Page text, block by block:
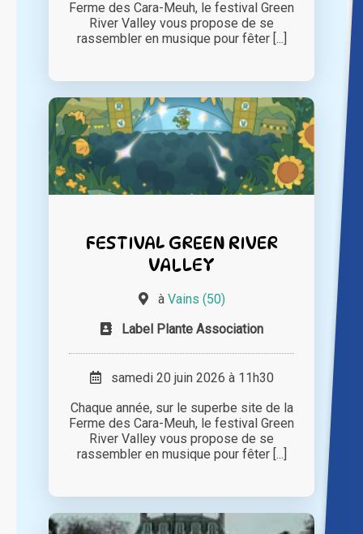
Ferme des Cara-Meuh, le festival Green
River Valley vous propose de se
rassembler en musique pour fêter [...]
FESTIVAL GREEN RIVER
VALLEY
à Vains (50)
Label Plante Association
samedi 20 juin 2026 à 11h30
Chaque année, sur le superbe site de la
Ferme des Cara-Meuh, le festival Green
River Valley vous propose de se
rassembler en musique pour fêter [...]